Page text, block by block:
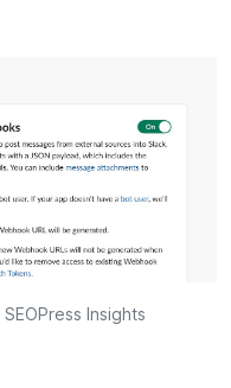
Insights